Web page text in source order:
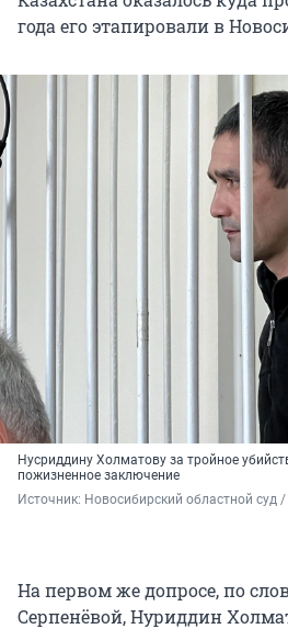
года его этапировали в
Нусриддину Холматову за тройное
пожизненное заключение
Источник: Новосибирский областной суд /
На первом же допросе, по
Серпенёвой, Нуриддин